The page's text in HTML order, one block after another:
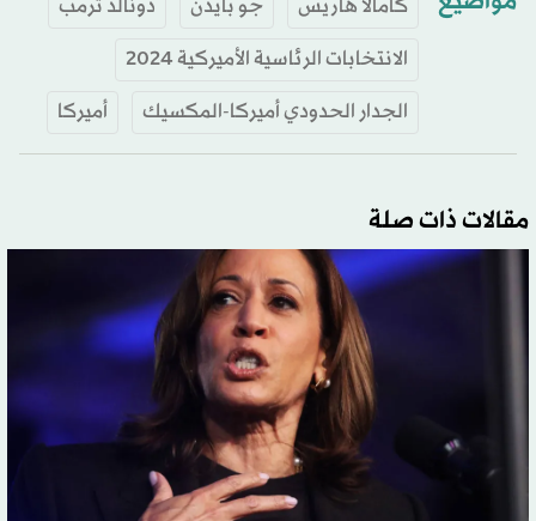
كامالا هاريس جو بايدن
دونالد ترمب
الانتخابات الرئاسية الأميركية 2024
الجدار الحدودي أميركا-المكسيك
أميركا
مقالات ذات صلة